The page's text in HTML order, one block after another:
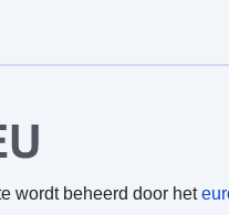
wordt beheerd door het